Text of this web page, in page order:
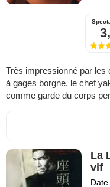
Très impressionné par les
à gages borgne, le chef
comme garde du corps
La
vif